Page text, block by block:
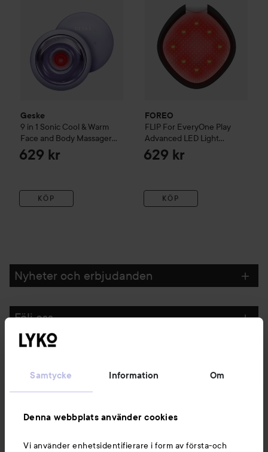
Samtycke Information Om
Denna webbplats använder cookies
Vi använder enhetsidentifierare i form av första-och
Geske
9 in 1 Sonic Cool & Warm
Face and Body Massager
Purple
629 kr
KÖP
FOREO
FLIP For EveryOne Play
Advanced LED Light
Hairbrush
629 kr
KÖP
Nyheter och erbjudanden
Följ oss
Du kanske också gillar